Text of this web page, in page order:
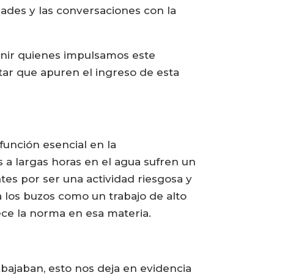
y las conversaciones con la
quienes impulsamos este
que apuren el ingreso de esta
esencial en la
largas horas en el agua sufren un
por ser una actividad riesgosa y
buzos como un trabajo de alto
la norma en esa materia.
esto nos deja en evidencia